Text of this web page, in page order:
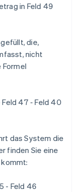
in Feld 49
die,
nicht
Feld 47 - Feld 40
das System die
finden Sie eine
- Feld 46